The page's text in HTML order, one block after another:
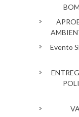
Evento